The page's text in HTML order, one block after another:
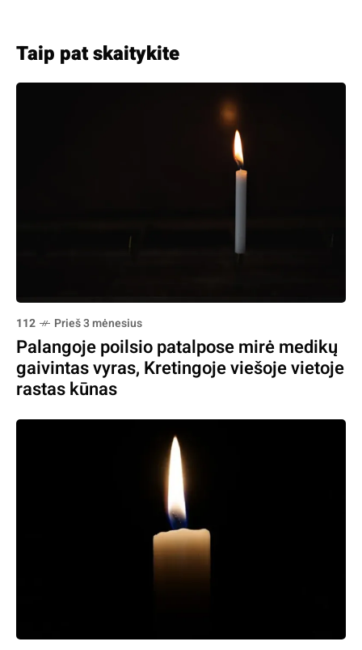
Taip pat skaitykite
112 Prieš 3 mėnesius
Palangoje poilsio patalpose mirė medikų
gaivintas vyras, Kretingoje viešoje vietoje
rastas kūnas